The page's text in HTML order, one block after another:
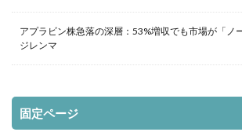
アプラビン株急落の深層：53%増収でも市場が「ノ
ジレンマ
固定ページ